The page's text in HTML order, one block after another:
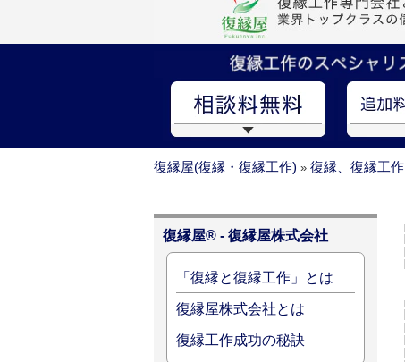
復縁屋(復縁・復縁工作) » 復縁、復縁工作
復縁屋® - 復縁屋株式会社
「復縁と復縁工作」とは
復縁屋株式会社とは
復縁工作成功の秘訣